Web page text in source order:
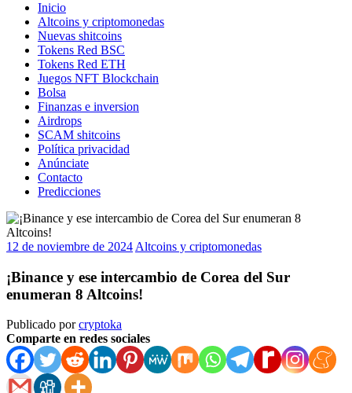
Inicio
Altcoins y criptomonedas
Nuevas shitcoins
Tokens Red BSC
Tokens Red ETH
Juegos NFT Blockchain
Bolsa
Finanzas e inversion
Airdrops
SCAM shitcoins
Política privacidad
Anúnciate
Contacto
Predicciones
12 de noviembre de 2024 Altcoins y criptomonedas
¡Binance y ese intercambio de Corea del Sur
enumeran 8 Altcoins!
Publicado porcryptoka
Comparte en redes sociales